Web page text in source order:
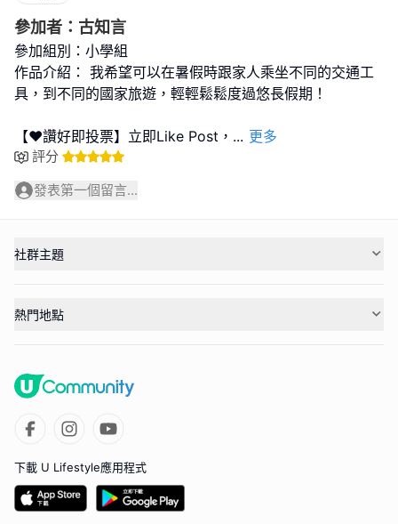
參加者：古知言
參加組別：小學組
作品介紹： 我希望可以在暑假時跟家人乘坐不同的交通工
具，到不同的國家旅遊，輕輕鬆鬆度過悠長假期！
【❤️讚好即投票】立即Like Post， ... 更多
評分
發表第一個留言...
社群主題
熱門地點
下載 U Lifestyle應用程式